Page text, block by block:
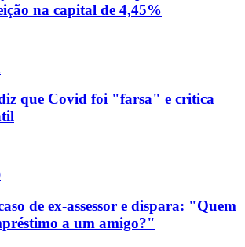
na capital de 4,45%
que Covid foi "farsa" e critica
de ex-assessor e dispara: "Quem
a um amigo?"